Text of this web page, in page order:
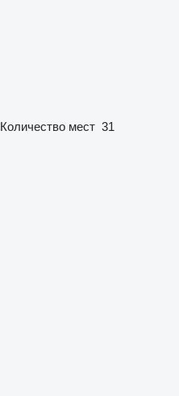
Количество мест 31